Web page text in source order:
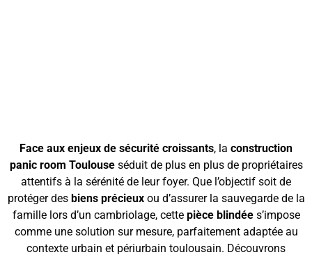
Face aux enjeux de sécurité croissants, la construction
panic room Toulouseséduit de plus en plus de propriétaires
attentifs à la sérénité de leur foyer. Que l’objectif soit de
protéger des biens précieuxou d’assurer la sauvegarde de la
famille lors d’un cambriolage, cette pièce blindées’impose
comme une solution sur mesure, parfaitement adaptée au
contexte urbain et périurbain toulousain. Découvrons